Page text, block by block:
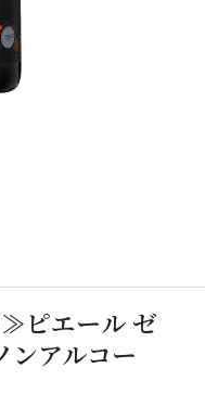
ピエール ゼ
ンアルコー